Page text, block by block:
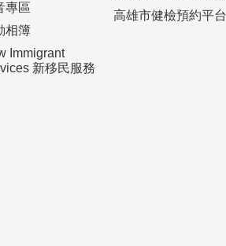
專區
相簿
Immigrant
新移民服務
高雄市健檢預約平台